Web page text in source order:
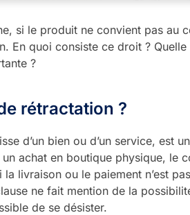
si le produit ne convient pas au
En quoi consiste ce droit ? Quelle
?
rétractation ?
d’un bien ou d’un service, est
achat en boutique physique, le
livraison ou le paiement n’est
ne fait mention de la
de se désister.